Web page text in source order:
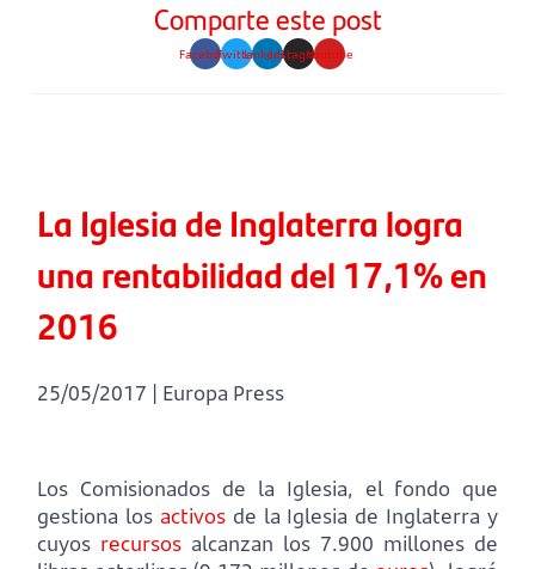
Comparte este post
FacebookTwitterLinkedinInstagramYoutube
La Iglesia de Inglaterra logra
una rentabilidad del 17,1% en
2016
25/05/2017 | Europa Press
Los Comisionados de la Iglesia, el fondo que
gestiona los activosde la Iglesia de Inglaterra y
cuyos recursos alcanzan los 7.900 millones de